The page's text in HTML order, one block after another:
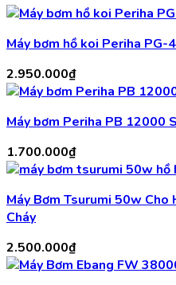
Máy bơm hồ koi Periha PG-
2.950.000₫
Máy bơm Periha PB 12000
1.700.000₫
Máy Bơm Tsurumi 50w Cho
Cháy
2.500.000₫